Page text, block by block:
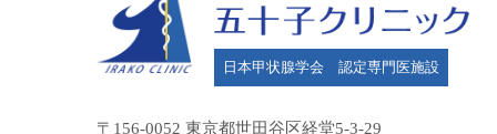
日本甲状腺学会 認定専門医施設
〒156-0052 東京都世田谷区経堂5-3-29